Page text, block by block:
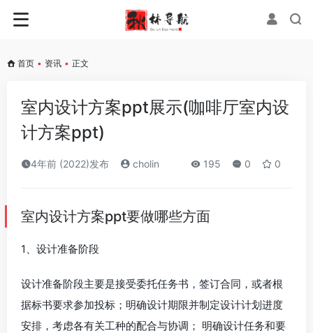
首页 • 资讯 • 正文
室内设计方案ppt展示(咖啡厅室内设
计方案ppt)
4年前 (2022)发布 cholin 195 0 0
室内设计方案ppt要做哪些方面
1、设计准备阶段
设计准备阶段主要是接受委托任务书，签订合同，或者根
据标书要求参加投标；明确设计期限并制定设计计划进度
安排，考虑各有关工种的配合与协调； 明确设计任务和要